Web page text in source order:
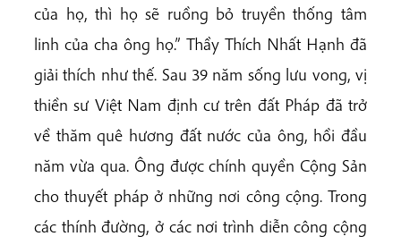
của họ, thì họ sẽ ruồng bỏ truyền thống tâm
linh của cha ông họ.” Thầy Thích Nhất Hạnh đã
giải thích như thế. Sau 39 năm sống lưu vong, vị
thiền sư Việt Nam định cư trên đất Pháp đã trở
về thăm quê hương đất nước của ông, hồi đầu
năm vừa qua. Ông được chính quyền Cộng Sản
cho thuyết pháp ở những nơi công cộng. Trong
các thính đường, ở các nơi trình diễn công cộng